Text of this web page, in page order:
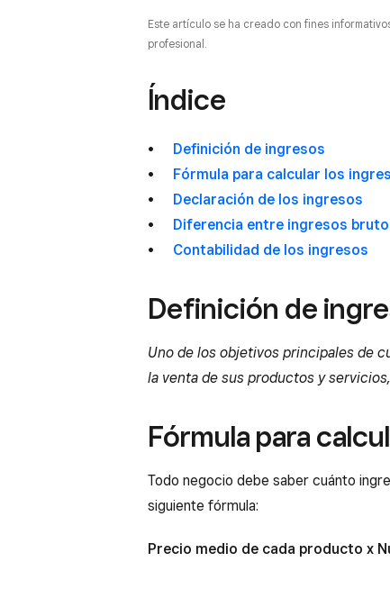
Este artículo se ha creado con fines
profesional.
Índice
Definición de ingresos
Fórmula para calcular los
Declaración de los ingresos
Diferencia entre ingresos
Contabilidad de los ingresos
Definición de
Uno de los objetivos principales de
la venta de sus productos y
Fórmula para
Todo negocio debe saber cuánto
siguiente fórmula:
Precio medio de cada producto x